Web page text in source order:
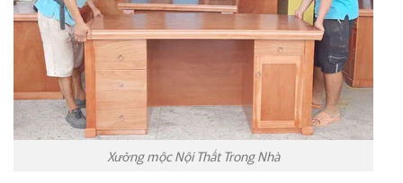
Xưởng mộc Nội Thất Trong Nhà